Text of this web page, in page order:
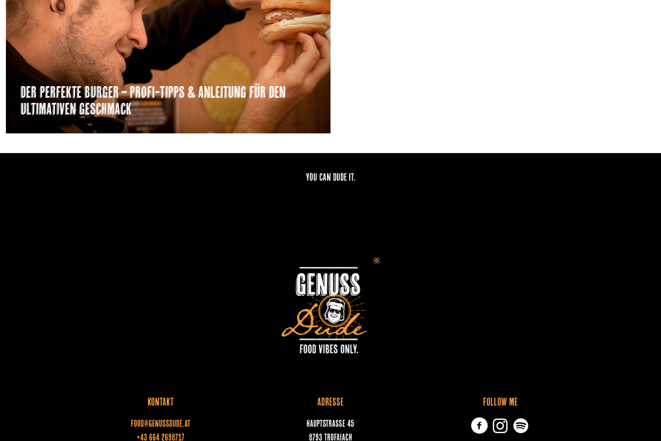
Der perfekte Burger – Profi-Tipps & Anleitung für den
ultimativen Geschmack
YOU CAN DUDE IT.
KONTAKT
food@genussdude.at
+43 664 2698717
ADRESSE
Hauptstraße 45
8793 Trofaiach
FOLLOW ME